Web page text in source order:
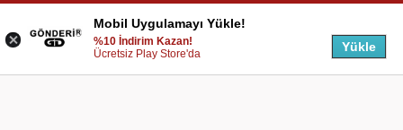
Mobil Uygulamayı Yükle!
%10 İndirim Kazan!
Ücretsiz Play Store'da
Yükle